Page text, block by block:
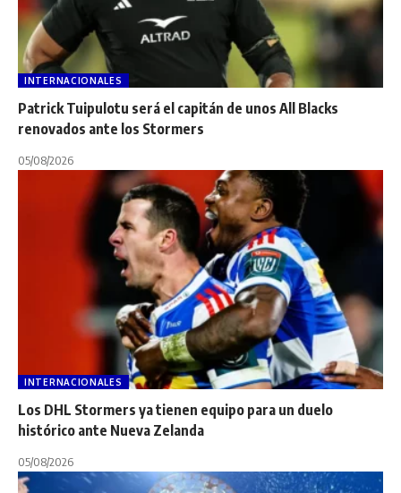
INTERNACIONALES
Patrick Tuipulotu será el capitán de unos All Blacks
renovados ante los Stormers
05/08/2026
INTERNACIONALES
Los DHL Stormers ya tienen equipo para un duelo
histórico ante Nueva Zelanda
05/08/2026